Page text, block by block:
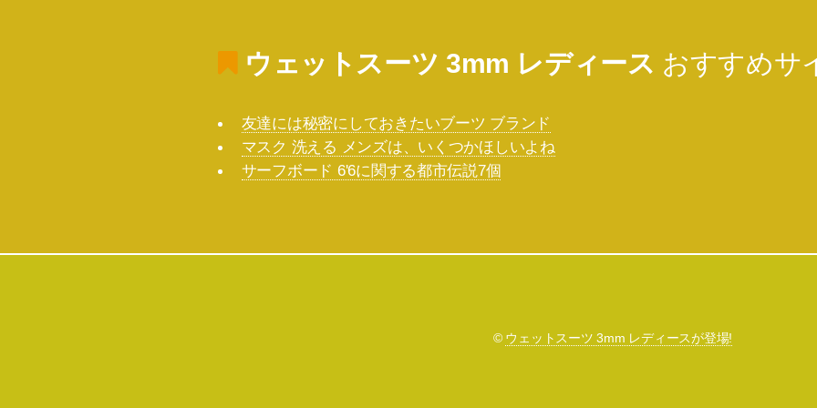
ウェットスーツ 3mm レディース おすすめサ
友達には秘密にしておきたいブーツ ブランド
マスク 洗える メンズは、いくつかほしいよね
サーフボード 6'6に関する都市伝説7個
© ウェットスーツ 3mm レディースが登場!